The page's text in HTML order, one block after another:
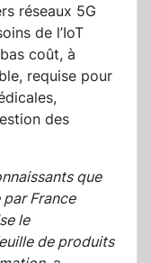
réseaux 5G
de l’IoT
coût, à
requise pour
des
que
France
le
de produits